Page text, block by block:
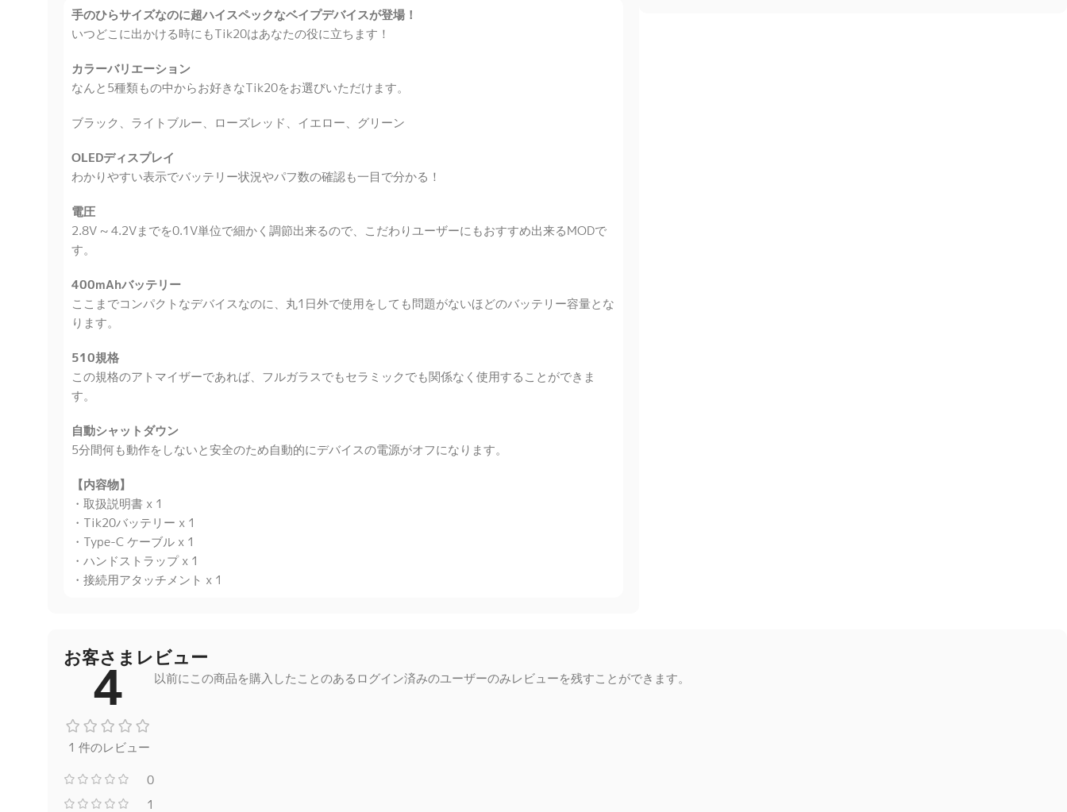
手のひらサイズなのに超ハイスペックなベイプデバイスが登場！
いつどこに出かける時にもTik20はあなたの役に立ちます！
カラーバリエーション
なんと5種類もの中からお好きなTik20をお選びいただけます。
ブラック、ライトブルー、ローズレッド、イエロー、グリーン
OLEDディスプレイ
わかりやすい表示でバッテリー状況やパフ数の確認も一目で分かる！
電圧
2.8V ~ 4.2Vまでを0.1V単位で細かく調節出来るので、こだわりユーザーにもおすすめ出来るMODで
す。
400mAhバッテリー
ここまでコンパクトなデバイスなのに、丸1日外で使用をしても問題がないほどのバッテリー容量とな
ります。
510規格
この規格のアトマイザーであれば、フルガラスでもセラミックでも関係なく使用することができま
す。
自動シャットダウン
5分間何も動作をしないと安全のため自動的にデバイスの電源がオフになります。
【内容物】
・取扱説明書 x 1
・Tik20バッテリー x 1
・Type-C ケーブル x 1
・ハンドストラップ x 1
・接続用アタッチメント x 1
お客さまレビュー
4
1 件のレビュー
0
1
以前にこの商品を購入したことのあるログイン済みのユーザーのみレビューを残すことができます。